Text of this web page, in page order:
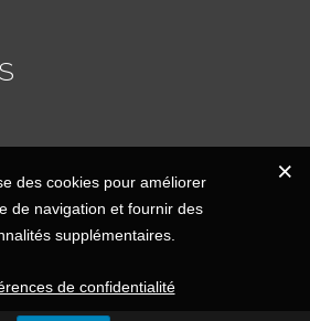
des cookies pour améliorer
de navigation et fournir des
supplémentaires.
de confidentialité